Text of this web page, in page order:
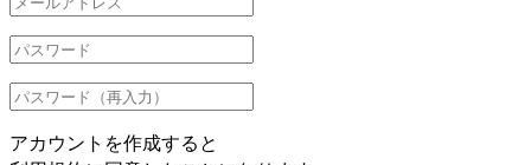
アカウントを作成すると